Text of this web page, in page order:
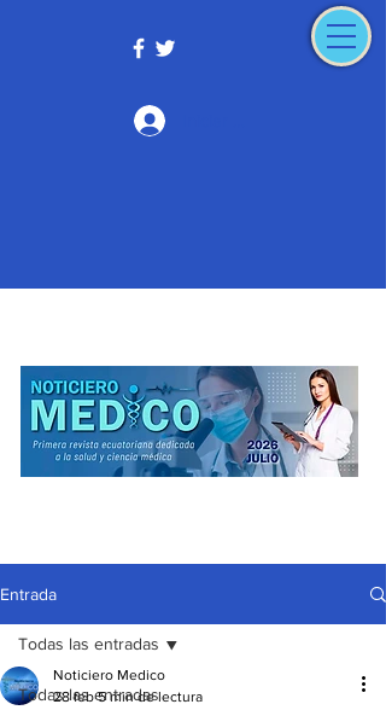
Entrada
Todas las entradas
Todas las entradas
Noticiero Medico
28 feb 5 min de lectura